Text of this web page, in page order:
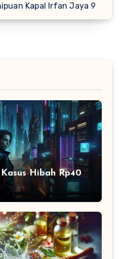
Kapal Irfan Jaya 9
Hibah Rp40